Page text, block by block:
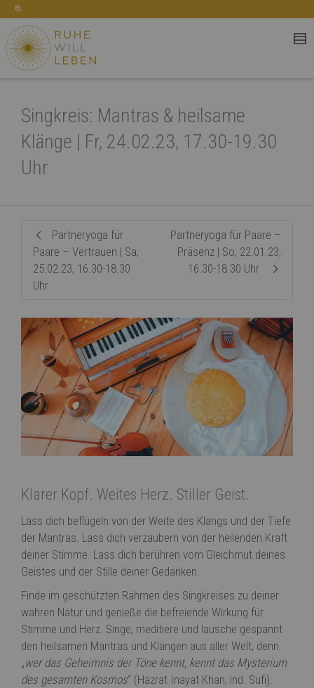
Singkreis: Mantras & heilsame
Klänge | Fr, 24.02.23, 17.30-19.30
Uhr
Partneryoga für
Paare – Vertrauen | Sa,
25.02.23, 16.30-18.30
Uhr
Partneryoga für Paare –
Präsenz | So, 22.01.23,
16.30-18.30 Uhr
Klarer Kopf. Weites Herz. Stiller Geist.
Lass dich beflügeln von der Weite des Klangs und der Tiefe
der Mantras. Lass dich verzaubern von der heilenden Kraft
deiner Stimme. Lass dich berühren vom Gleichmut deines
Geistes und der Stille deiner Gedanken.
Finde im geschützten Rahmen des Singkreises zu deiner
wahren Natur und genieße die befreiende Wirkung für
Stimme und Herz. Singe, meditiere und lausche gespannt
den heilsamen Mantras und Klängen aus aller Welt, denn
„ wer das Geheimnis der Töne kennt, kennt das Mysterium
des gesamten Kosmos“ (Hazrat Inayat Khan, ind. Sufi).